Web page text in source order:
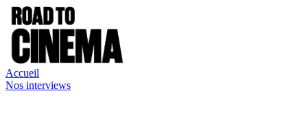
Accueil
Nos interviews